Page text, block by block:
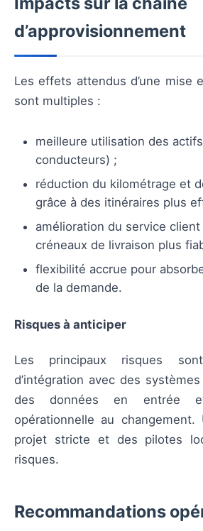
d’approvisionnement
Les effets attendus d’une mise
sont multiples :
meilleure utilisation des
conducteurs) ;
réduction du kilométrage et
grâce à des itinéraires plus
amélioration du service client
créneaux de livraison plus
flexibilité accrue pour
de la demande.
Risques à anticiper
Les principaux risques
d’intégration avec des
des données en entrée
opérationnelle au changement.
projet stricte et des pilotes
risques.
Recommandations